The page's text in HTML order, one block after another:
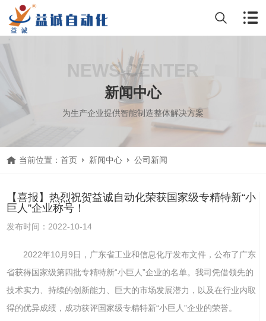
NEWS CENTER
新闻中心
为生产企业提供智能制造整体解决方案
当前位置：首页 新闻中心 公司新闻
【喜报】热烈祝贺益诚自动化荣获国家级专精特新“小
巨人”企业称号！
发布时间：2022-10-14
2022年10月9日，广东省工业和信息化厅发布文件，公布了广东
省获得国家级第四批专精特新“小巨人”企业的名单。我司凭借领先的
技术实力、持续的创新能力、巨大的市场发展潜力，以及在行业内取
得的优异成绩，成功获评国家级专精特新“小巨人”企业的荣誉。